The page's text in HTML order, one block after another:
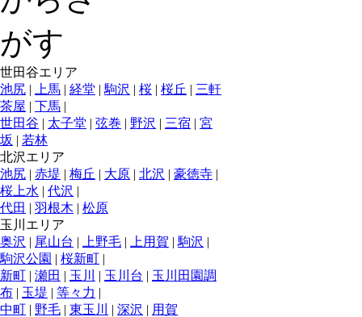
世田谷エリア
池尻 | 上馬 | 経堂 | 駒沢 | 桜 | 桜丘 | 三軒
茶屋 | 下馬 |
世田谷 | 太子堂 | 弦巻 | 野沢 | 三宿 | 宮
坂 | 若林
北沢エリア
池尻 | 赤堤 | 梅丘 | 大原 | 北沢 | 豪徳寺 |
桜上水 | 代沢 |
代田 | 羽根木 | 松原
玉川エリア
奥沢 | 尾山台 | 上野毛 | 上用賀 | 駒沢 |
駒沢公園 | 桜新町 |
新町 | 瀬田 | 玉川 | 玉川台 | 玉川田園調
布 | 玉堤 | 等々力 |
中町 | 野毛 | 東玉川 | 深沢 | 用賀